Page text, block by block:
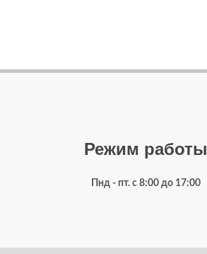
Режим работы
Пнд - пт. с 8:00 до 17:00